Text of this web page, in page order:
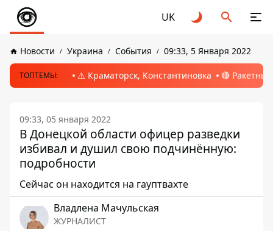
UK
Новости Украина События 09:33, 5 Января 2022
ТОПТЕМЫ: ⚠️ Краматорск, Константиновка 🔴
09:33, 05 января 2022
В Донецкой области офицер разведки
избивал и душил свою подчинённую:
подробности
Сейчас он находится на гауптвахте
Владлена Мачульская
ЖУРНАЛИСТ